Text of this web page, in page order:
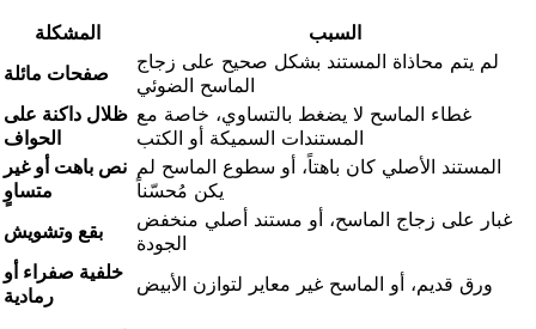
المشكلة
السبب
صفحات مائلة
لم يتم محاذاة المستند بشكل صحيح على زجاج
الماسح الضوئي
ظلال داكنة على
الحواف
غطاء الماسح لا يضغط بالتساوي، خاصة مع
المستندات السميكة أو الكتب
نص باهت أو غير
متساوٍ
المستند الأصلي كان باهتاً، أو سطوع الماسح لم
يكن مُحسّناً
بقع وتشويش
غبار على زجاج الماسح، أو مستند أصلي منخفض
الجودة
خلفية صفراء أو
رمادية
ورق قديم، أو الماسح غير معاير لتوازن الأبيض